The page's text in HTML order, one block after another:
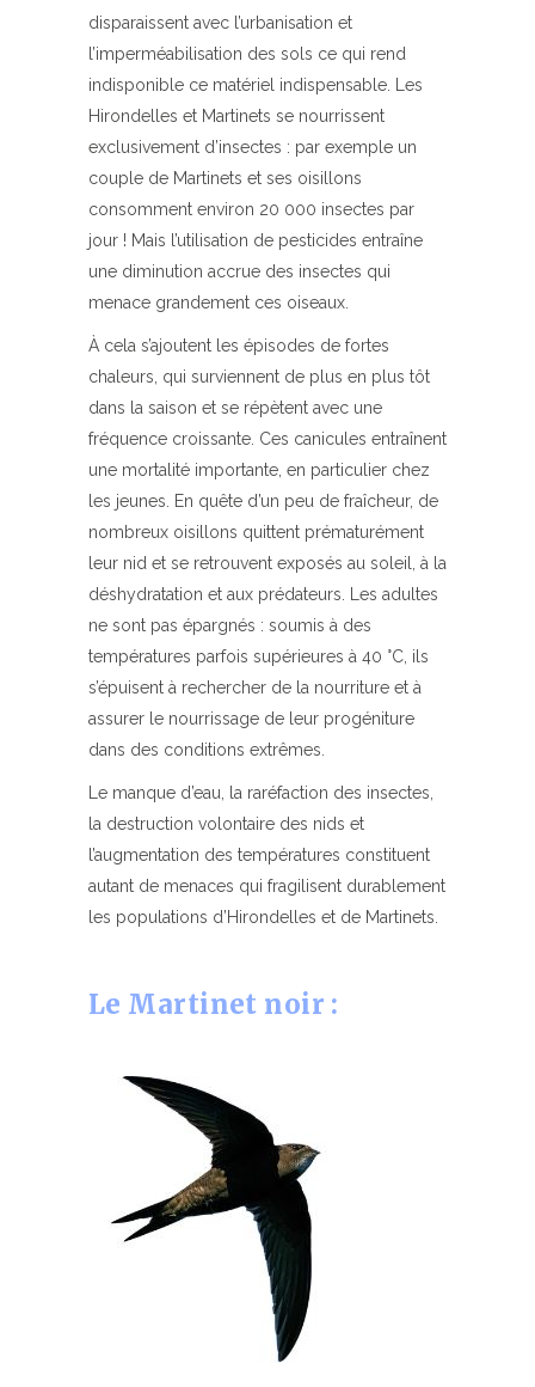
disparaissent avec l’urbanisation et
l’imperméabilisation des sols ce qui rend
indisponible ce matériel indispensable. Les
Hirondelles et Martinets se nourrissent
exclusivement d’insectes : par exemple un
couple de Martinets et ses oisillons
consomment environ 20 000 insectes par
jour ! Mais l’utilisation de pesticides entraîne
une diminution accrue des insectes qui
menace grandement ces oiseaux.
À cela s’ajoutent les épisodes de fortes
chaleurs, qui surviennent de plus en plus tôt
dans la saison et se répètent avec une
fréquence croissante. Ces canicules entraînent
une mortalité importante, en particulier chez
les jeunes. En quête d’un peu de fraîcheur, de
nombreux oisillons quittent prématurément
leur nid et se retrouvent exposés au soleil, à la
déshydratation et aux prédateurs. Les adultes
ne sont pas épargnés : soumis à des
températures parfois supérieures à 40 °C, ils
s’épuisent à rechercher de la nourriture et à
assurer le nourrissage de leur progéniture
dans des conditions extrêmes.
Le manque d’eau, la raréfaction des insectes,
la destruction volontaire des nids et
l’augmentation des températures constituent
autant de menaces qui fragilisent durablement
les populations d’Hirondelles et de Martinets.
Le Martinet noir :